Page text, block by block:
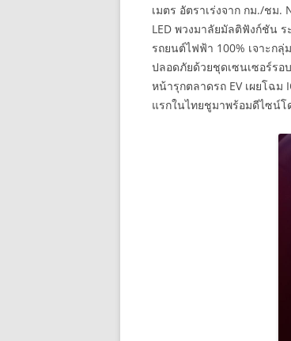
เมตร อัตราเร่งจาก กม./ชม.
LED พวงมาลัยมัลติฟังก์ชัน
รถยนต์ไฟฟ้า 100% เจาะก
ปลอดภัยด้วยชุดเซนเซอร์รอ
หน้ารุกตลาดรถ EV เผยโฉ
แรกในไทยชูมาพร้อมดีไซน์โ